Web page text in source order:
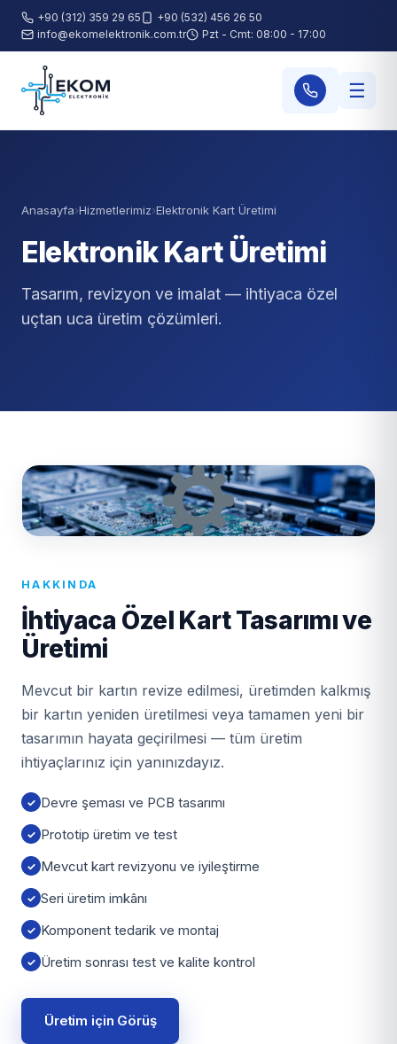
+90 (312) 359 29 65
+90 (532) 456 26 50
info@ekomelektronik.com.tr
Pzt - Cmt: 08:00 - 17:00
☰
Anasayfa›Hizmetlerimiz›Elektronik Kart Üretimi
Elektronik Kart Üretimi
Tasarım, revizyon ve imalat — ihtiyaca özel
uçtan uca üretim çözümleri.
HAKKINDA
İhtiyaca Özel Kart Tasarımı ve
Üretimi
Mevcut bir kartın revize edilmesi, üretimden kalkmış
bir kartın yeniden üretilmesi veya tamamen yeni bir
tasarımın hayata geçirilmesi — tüm üretim
ihtiyaçlarınız için yanınızdayız.
Devre şeması ve PCB tasarımı
Prototip üretim ve test
Mevcut kart revizyonu ve iyileştirme
Seri üretim imkânı
Komponent tedarik ve montaj
Üretim sonrası test ve kalite kontrol
Üretim için Görüş